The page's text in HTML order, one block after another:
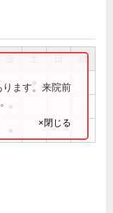
祝
ます。来院前
×閉じる